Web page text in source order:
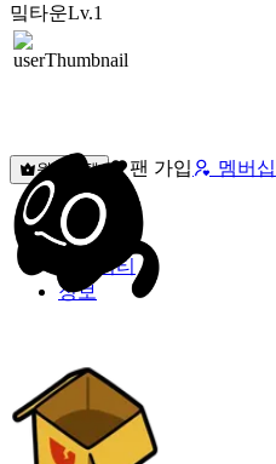
밐타운Lv.1
원픽선택 팬 가입 멤버십
밐타운
피드
커뮤니티
정보